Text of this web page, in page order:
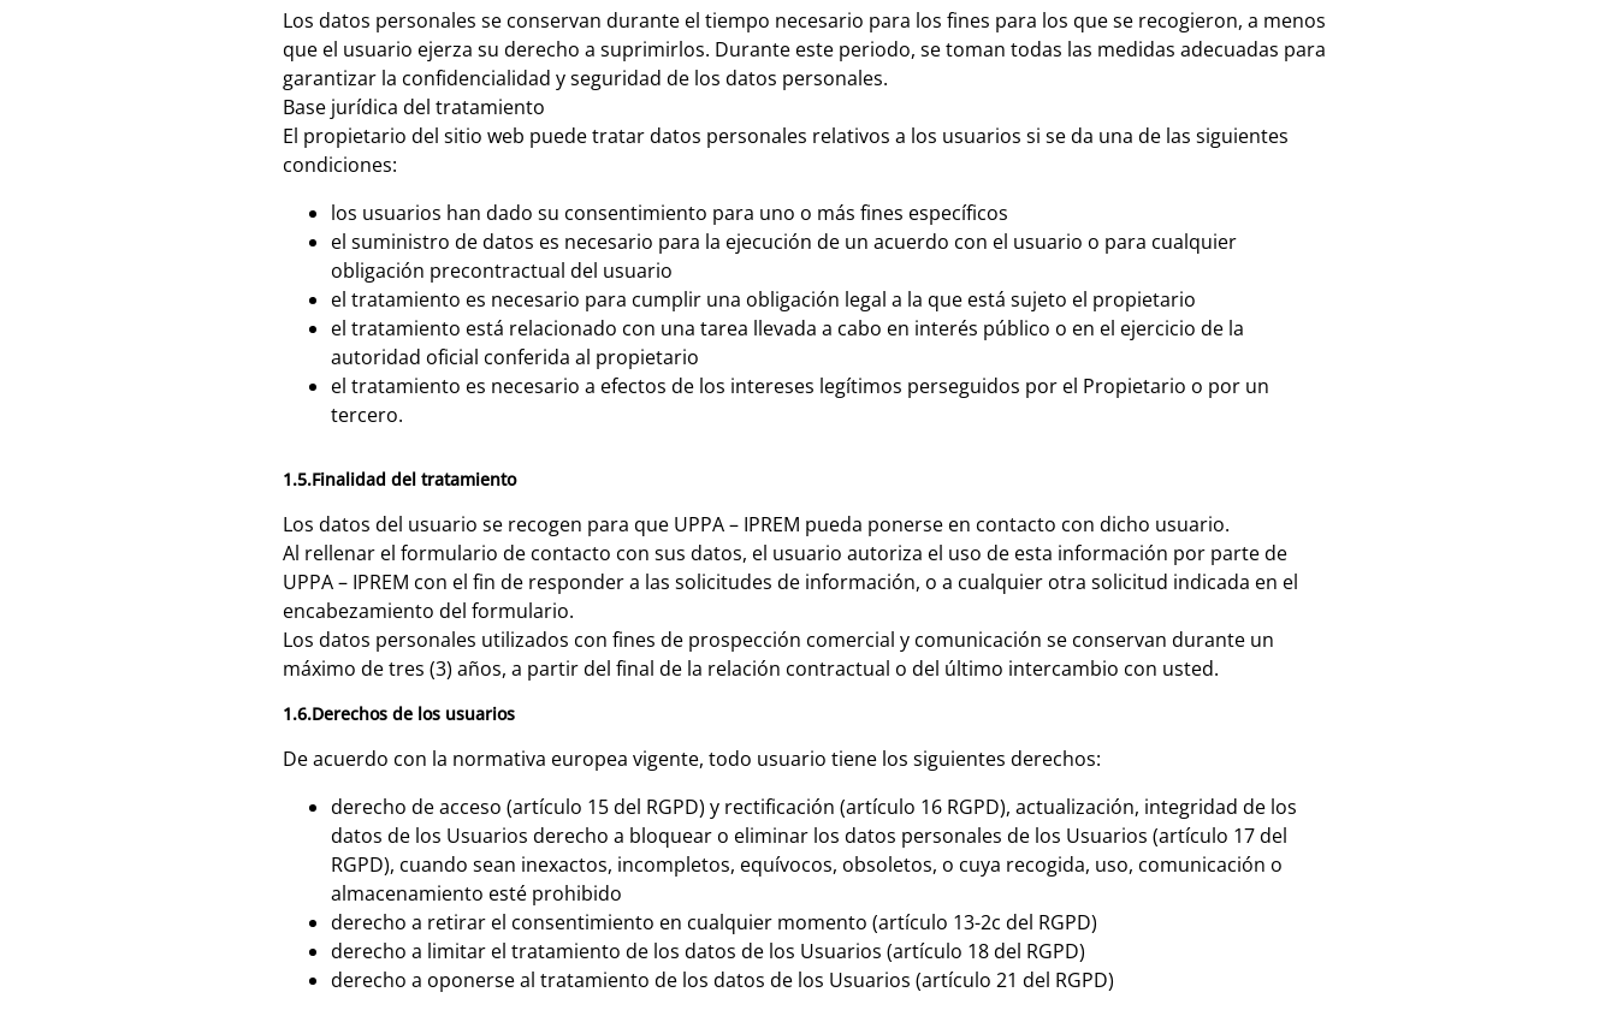
Los datos personales se conservan durante el tiempo necesario para los fines para los que se recogieron, a menos
que el usuario ejerza su derecho a suprimirlos. Durante este periodo, se toman todas las medidas adecuadas para
garantizar la confidencialidad y seguridad de los datos personales.
Base jurídica del tratamiento
El propietario del sitio web puede tratar datos personales relativos a los usuarios si se da una de las siguientes
condiciones:
los usuarios han dado su consentimiento para uno o más fines específicos
el suministro de datos es necesario para la ejecución de un acuerdo con el usuario o para cualquier
obligación precontractual del usuario
el tratamiento es necesario para cumplir una obligación legal a la que está sujeto el propietario
el tratamiento está relacionado con una tarea llevada a cabo en interés público o en el ejercicio de la
autoridad oficial conferida al propietario
el tratamiento es necesario a efectos de los intereses legítimos perseguidos por el Propietario o por un
tercero.
1.5.Finalidad del tratamiento
Los datos del usuario se recogen para que UPPA – IPREM pueda ponerse en contacto con dicho usuario.
Al rellenar el formulario de contacto con sus datos, el usuario autoriza el uso de esta información por parte de
UPPA – IPREM con el fin de responder a las solicitudes de información, o a cualquier otra solicitud indicada en el
encabezamiento del formulario.
Los datos personales utilizados con fines de prospección comercial y comunicación se conservan durante un
máximo de tres (3) años, a partir del final de la relación contractual o del último intercambio con usted.
1.6.Derechos de los usuarios
De acuerdo con la normativa europea vigente, todo usuario tiene los siguientes derechos:
derecho de acceso (artículo 15 del RGPD) y rectificación (artículo 16 RGPD), actualización, integridad de los
datos de los Usuarios derecho a bloquear o eliminar los datos personales de los Usuarios (artículo 17 del
RGPD), cuando sean inexactos, incompletos, equívocos, obsoletos, o cuya recogida, uso, comunicación o
almacenamiento esté prohibido
derecho a retirar el consentimiento en cualquier momento (artículo 13-2c del RGPD)
derecho a limitar el tratamiento de los datos de los Usuarios (artículo 18 del RGPD)
derecho a oponerse al tratamiento de los datos de los Usuarios (artículo 21 del RGPD)